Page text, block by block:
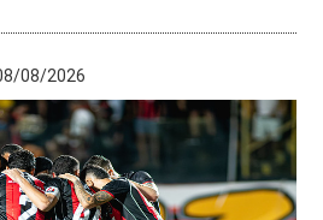
08/2026